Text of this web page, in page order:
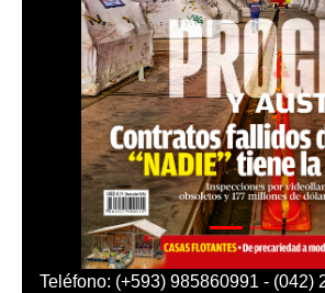
Teléfono: (+593) 985860991 - (042)